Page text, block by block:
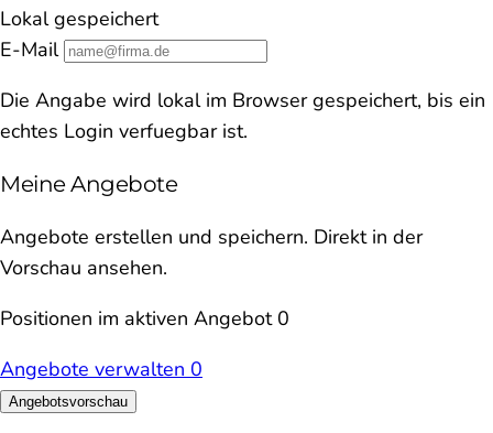
Lokal gespeichert
E-Mail
Die Angabe wird lokal im Browser gespeichert, bis ein
echtes Login verfuegbar ist.
Meine Angebote
Angebote erstellen und speichern. Direkt in der
Vorschau ansehen.
Positionen im aktiven Angebot 0
Angebote verwalten 0
Angebotsvorschau